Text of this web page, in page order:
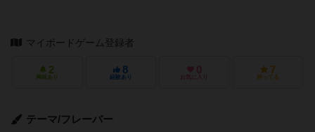
マイボードゲーム登録者
2
興味あり
8
経験あり
0
お気に入り
7
持ってる
テーマ/フレーバー